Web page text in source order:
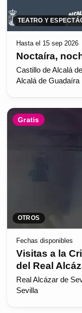
TEATRO Y
Hasta el 15 sep 2026
Noctaíra,
Castillo de Alcalá
Alcalá de Guadaíra
Gratis
OTROS
Fechas disponibles
Visitas a la
del Real
Real Alcázar de
Sevilla